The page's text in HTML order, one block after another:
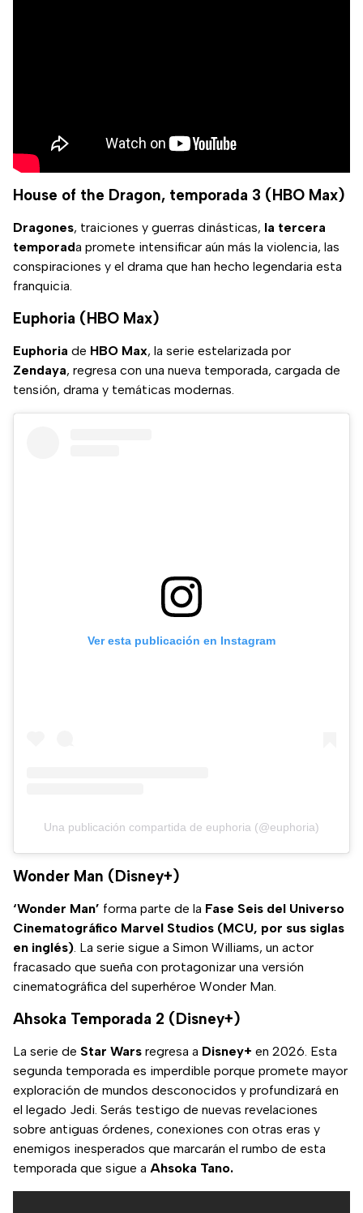
House of the Dragon, temporada 3 (HBO Max)
Dragones, traiciones y guerras dinásticas, la tercera
temporada promete intensificar aún más la violencia, las
conspiraciones y el drama que han hecho legendaria esta
franquicia.
Euphoria (HBO Max)
Euphoria de HBO Max, la serie estelarizada por
Zendaya, regresa con una nueva temporada, cargada de
tensión, drama y temáticas modernas.
Ver esta publicación en Instagram
Una publicación compartida de euphoria (@euphoria)
Wonder Man (Disney+)
‘Wonder Man’ forma parte de la Fase Seis del Universo
Cinematográfico Marvel Studios (MCU, por sus siglas
en inglés). La serie sigue a Simon Williams, un actor
fracasado que sueña con protagonizar una versión
cinematográfica del superhéroe Wonder Man.
Ahsoka Temporada 2 (Disney+)
La serie de Star Wars regresa a Disney+ en 2026. Esta
segunda temporada es imperdible porque promete mayor
exploración de mundos desconocidos y profundizará en
el legado Jedi. Serás testigo de nuevas revelaciones
sobre antiguas órdenes, conexiones con otras eras y
enemigos inesperados que marcarán el rumbo de esta
temporada que sigue a Ahsoka Tano.